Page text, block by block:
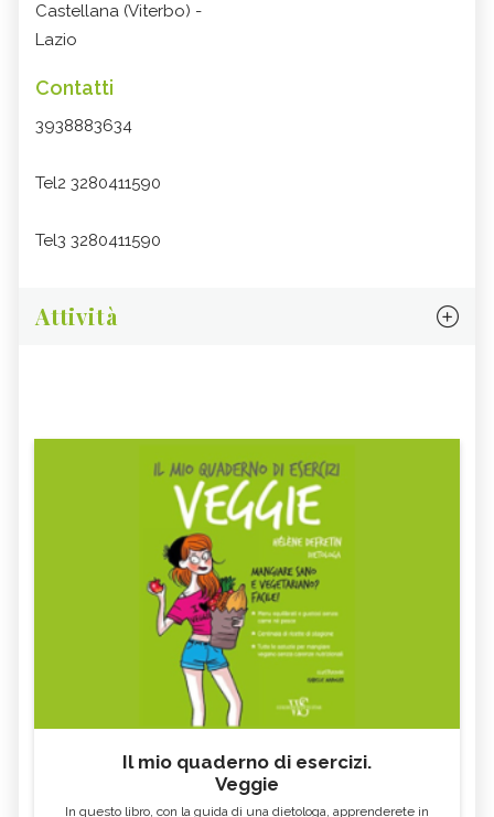
Castellana (Viterbo) -
Lazio
Contatti
3938883634
Tel2 3280411590
Tel3 3280411590
Attività
Il mio quaderno di esercizi.
Veggie
In questo libro, con la guida di una dietologa, apprenderete in